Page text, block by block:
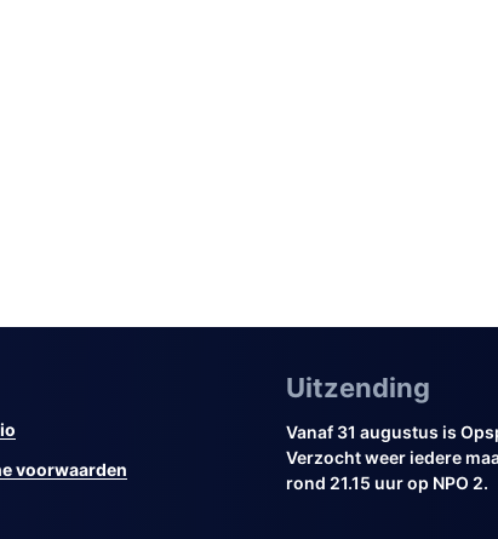
voorwaarden
Uitzending
Vanaf 31 augustus is
Verzocht weer iedere
rond 21.15 uur op NPO 2.